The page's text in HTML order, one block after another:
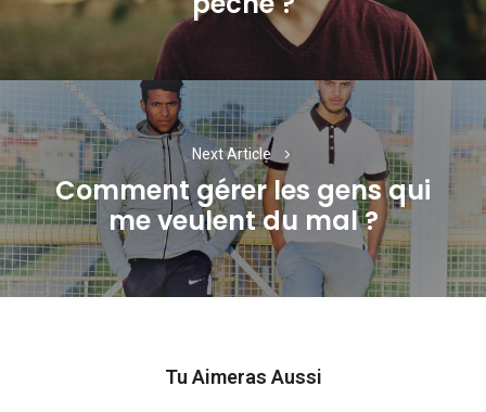
post:
Next Article
Next
post:
Comment gérer les gens qui
me veulent du mal ?
Tu Aimeras Aussi